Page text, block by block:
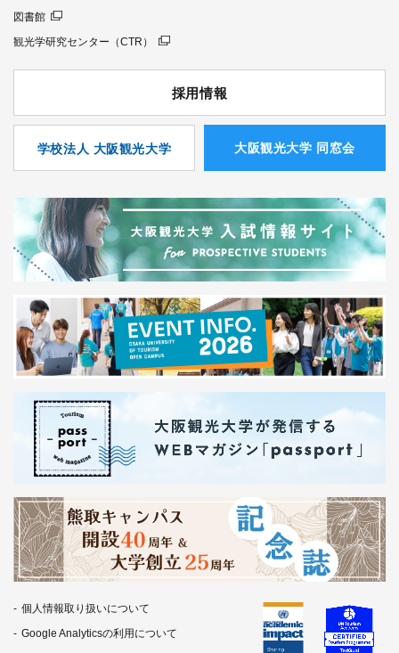
図書館
観光学研究センター（CTR）
採用情報
学校法人 大阪観光大学 ⼤阪観光⼤学 同窓会
個人情報取り扱いについて
Google Analyticsの利用について